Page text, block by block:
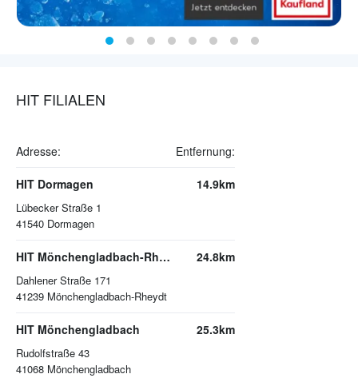
HIT FILIALEN
Adresse: Entfernung:
HIT Dormagen
Lübecker Straße 1
41540 Dormagen
14.9km
HIT Mönchengladbach-Rheydt
Dahlener Straße 171
41239 Mönchengladbach-Rheydt
24.8km
HIT Mönchengladbach
Rudolfstraße 43
41068 Mönchengladbach
25.3km